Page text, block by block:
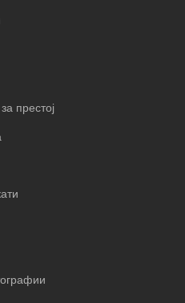
престој